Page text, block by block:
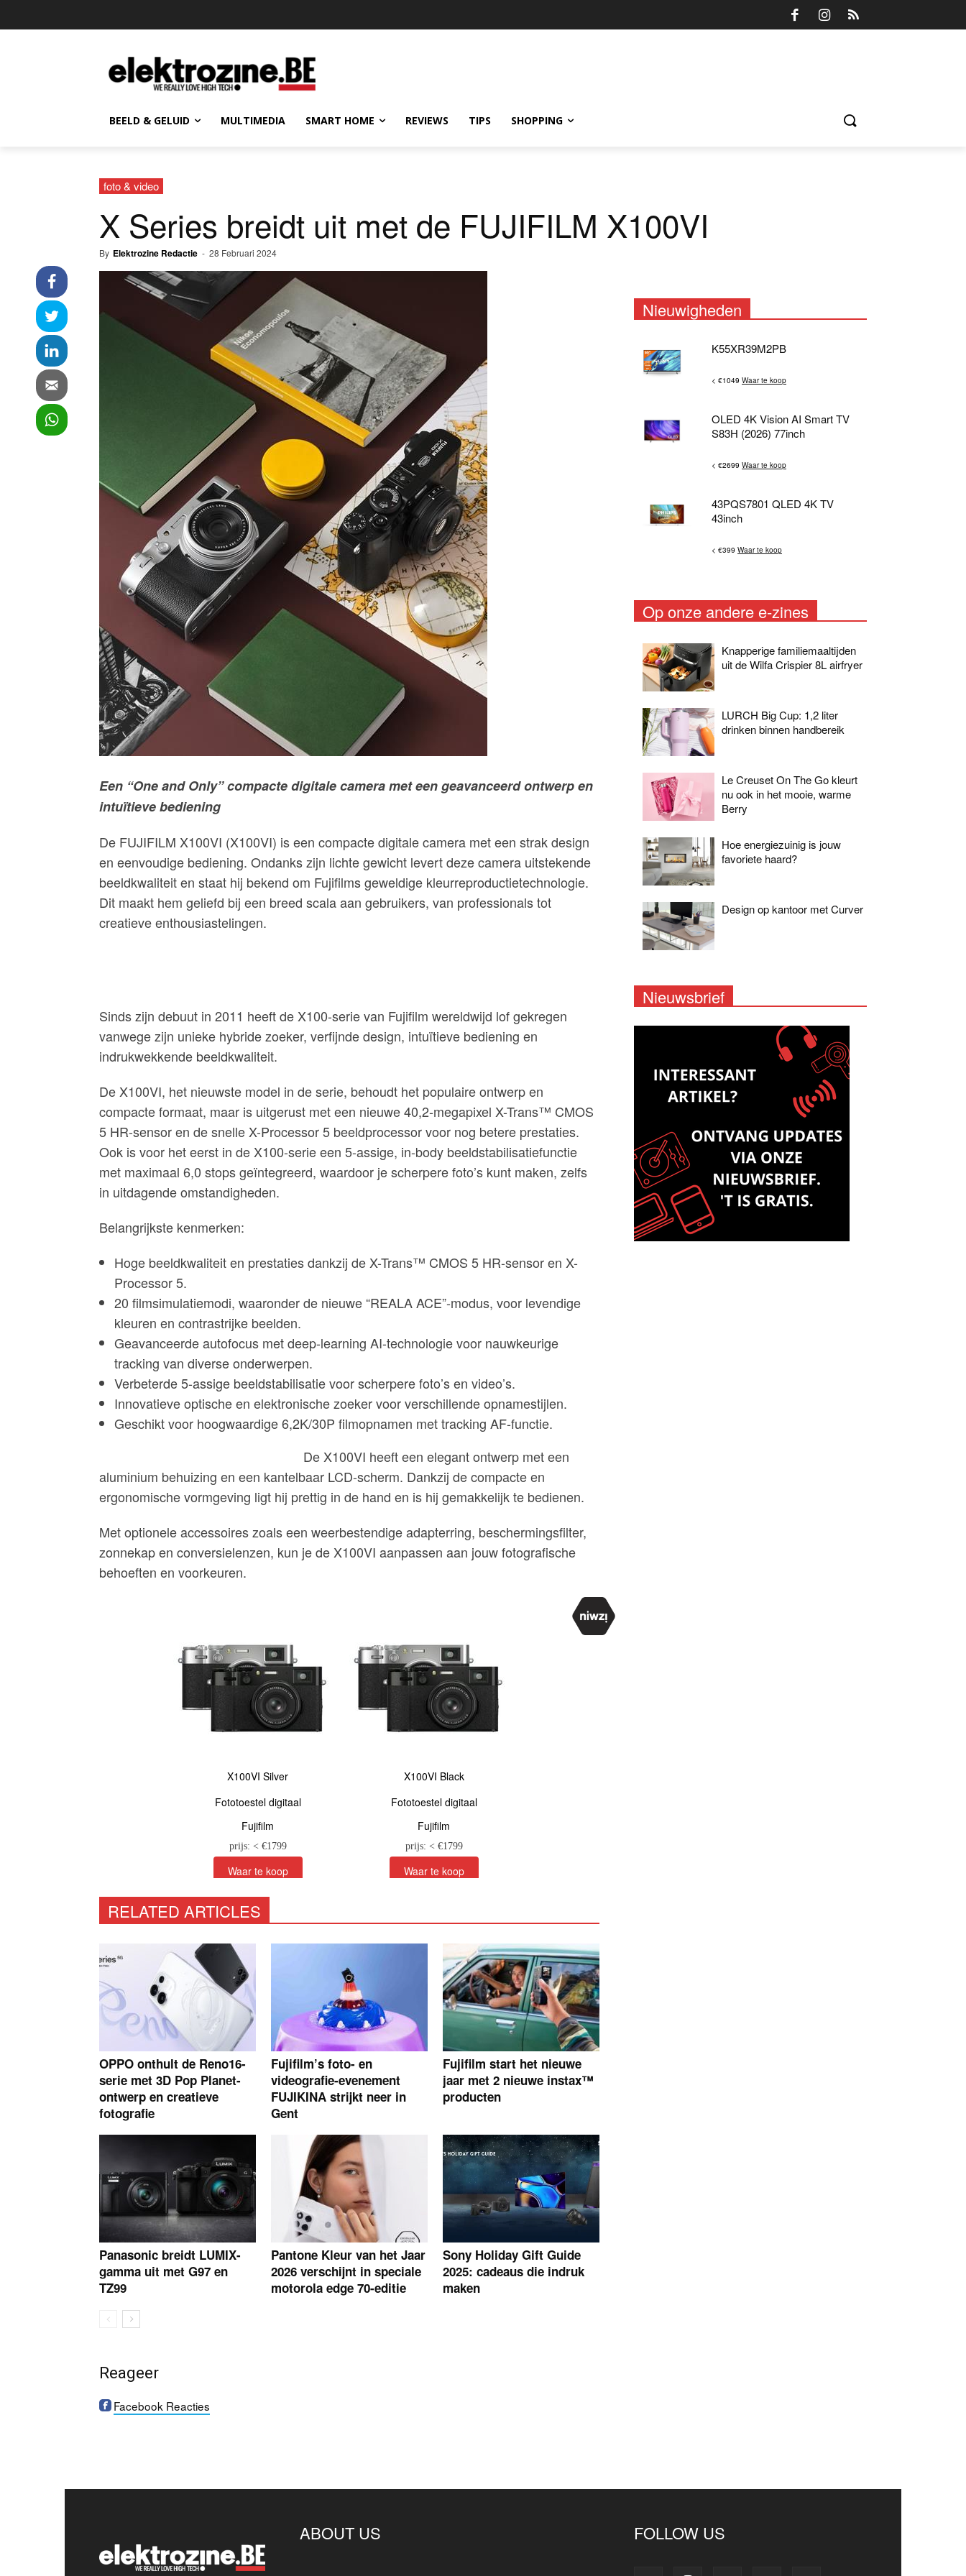
BEELD & GELUID MULTIMEDIA SMART HOME REVIEWS TIPS SHOPPING
foto & video
X Series breidt uit met de FUJIFILM X100VI
By Elektrozine Redactie - 28 Februari 2024
Een “One and Only” compacte digitale camera met een geavanceerd ontwerp en
intuïtieve bediening
De FUJIFILM X100VI (X100VI) is een compacte digitale camera met een strak design
en eenvoudige bediening. Ondanks zijn lichte gewicht levert deze camera uitstekende
beeldkwaliteit en staat hij bekend om Fujifilms geweldige kleurreproductietechnologie.
Dit maakt hem geliefd bij een breed scala aan gebruikers, van professionals tot
creatieve enthousiastelingen.
Sinds zijn debuut in 2011 heeft de X100-serie van Fujifilm wereldwijd lof gekregen
vanwege zijn unieke hybride zoeker, verfijnde design, intuïtieve bediening en
indrukwekkende beeldkwaliteit.
De X100VI, het nieuwste model in de serie, behoudt het populaire ontwerp en
compacte formaat, maar is uitgerust met een nieuwe 40,2-megapixel X-Trans™ CMOS
5 HR-sensor en de snelle X-Processor 5 beeldprocessor voor nog betere prestaties.
Ook is voor het eerst in de X100-serie een 5-assige, in-body beeldstabilisatiefunctie
met maximaal 6,0 stops geïntegreerd, waardoor je scherpere foto’s kunt maken, zelfs
in uitdagende omstandigheden.
Belangrijkste kenmerken:
Hoge beeldkwaliteit en prestaties dankzij de X-Trans™ CMOS 5 HR-sensor en X-
Processor 5.
20 filmsimulatiemodi, waaronder de nieuwe “REALA ACE”-modus, voor levendige
kleuren en contrastrijke beelden.
Geavanceerde autofocus met deep-learning AI-technologie voor nauwkeurige
tracking van diverse onderwerpen.
Verbeterde 5-assige beeldstabilisatie voor scherpere foto’s en video’s.
Innovatieve optische en elektronische zoeker voor verschillende opnamestijlen.
Geschikt voor hoogwaardige 6,2K/30P filmopnamen met tracking AF-functie.
De X100VI heeft een elegant ontwerp met een
aluminium behuizing en een kantelbaar LCD-scherm. Dankzij de compacte en
ergonomische vormgeving ligt hij prettig in de hand en is hij gemakkelijk te bedienen.
Met optionele accessoires zoals een weerbestendige adapterring, beschermingsfilter,
zonnekap en conversielenzen, kun je de X100VI aanpassen aan jouw fotografische
behoeften en voorkeuren.
X100VI Silver
Fototoestel digitaal
Fujifilm
prijs: < €1799
X100VI Black
Fototoestel digitaal
Fujifilm
prijs: < €1799
RELATED ARTICLES
OPPO onthult de Reno16-
serie met 3D Pop Planet-
ontwerp en creatieve
fotografie
Fujifilm’s foto- en
videografie-evenement
FUJIKINA strijkt neer in
Gent
Fujifilm start het nieuwe
jaar met 2 nieuwe instax™
producten
Panasonic breidt LUMIX-
gamma uit met G97 en
TZ99
Pantone Kleur van het Jaar
2026 verschijnt in speciale
motorola edge 70-editie
Sony Holiday Gift Guide
2025: cadeaus die indruk
maken
Reageer
Facebook Reacties
Nieuwigheden
K55XR39M2PB
< €1049 Waar te koop
OLED 4K Vision AI Smart TV
S83H (2026) 77inch
< €2699 Waar te koop
43PQS7801 QLED 4K TV
43inch
< €399 Waar te koop
Op onze andere e-zines
Knapperige familiemaaltijden
uit de Wilfa Crispier 8L airfryer
LURCH Big Cup: 1,2 liter
drinken binnen handbereik
Le Creuset On The Go kleurt
nu ook in het mooie, warme
Berry
Hoe energiezuinig is jouw
favoriete haard?
Design op kantoor met Curver
Nieuwsbrief
ABOUT US FOLLOW US